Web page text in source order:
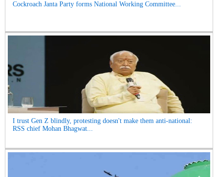
Cockroach Janta Party forms National Working Committee...
I trust Gen Z blindly, protesting doesn't make them anti-national:
RSS chief Mohan Bhagwat...